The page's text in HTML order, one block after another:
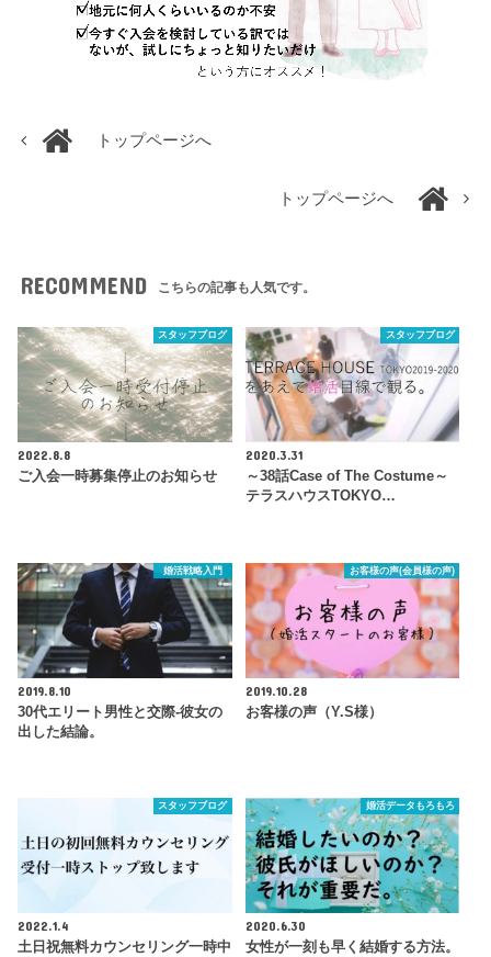
トップページへ
トップページへ
RECOMMEND こちらの記事も人気です。
スタッフブログ
2022.8.8
ご入会一時募集停止のお知らせ
スタッフブログ
2020.3.31
～38話Case of The Costume～
テラスハウスTOKYO…
婚活戦略入門
2019.8.10
30代エリート男性と交際-彼女の
出した結論。
お客様の声(会員様の声)
2019.10.28
お客様の声（Y.S様）
スタッフブログ
2022.1.4
土日祝無料カウンセリング一時中
婚活データもろもろ
2020.6.30
女性が一刻も早く結婚する方法。